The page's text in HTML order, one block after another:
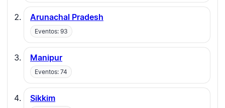
Arunachal Pradesh
Eventos: 93
Manipur
Eventos: 74
Sikkim